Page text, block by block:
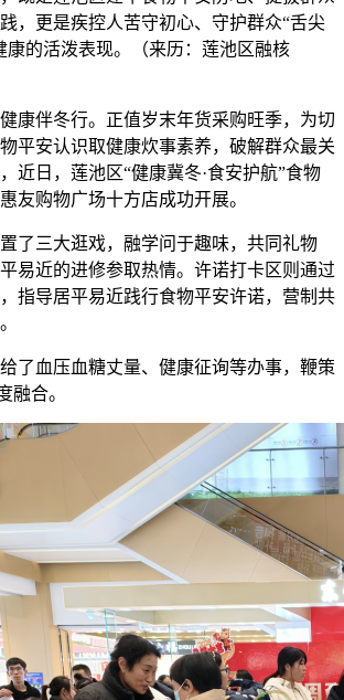
，更是疾控人苦守初心、守护群众“舌尖
康的活泼表现。（来历：莲池区融核
伴冬行。正值岁末年货采购旺季，为切
平安认识取健康炊事素养，破解群众最关
近日，莲池区“健康冀冬·食安护航”食物
友购物广场十方店成功开展。
三大逛戏，融学问于趣味，共同礼物
易近的进修参取热情。许诺打卡区则通过
指导居平易近践行食物平安许诺，营制共
血压血糖丈量、健康征询等办事，鞭策
融合。